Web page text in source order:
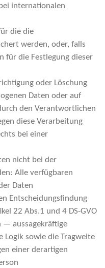
internationalen
die die
werden, oder, falls
für die Festlegung dieser
oder Löschung
Daten oder auf
den Verantwortlichen
diese Verarbeitung
bei einer
nicht bei der
Alle verfügbaren
Daten
Entscheidungsfindung
22 Abs.1 und 4 DS-GVO
— aussagekräftige
Logik sowie die Tragweite
einer derartigen